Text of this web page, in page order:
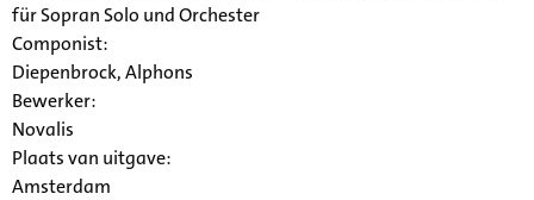
für Sopran Solo und Orchester
Componist:
Diepenbrock, Alphons
Bewerker:
Novalis
Plaats van uitgave:
Amsterdam